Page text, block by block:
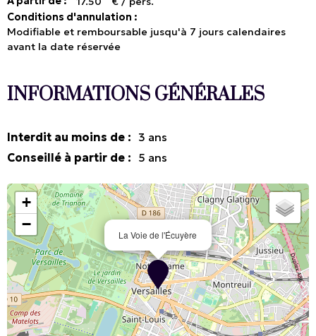
Conditions d'annulation :
Modifiable et remboursable jusqu'à 7 jours calendaires
avant la date réservée
INFORMATIONS GÉNÉRALES
Interdit au moins de : 3 ans
Conseillé à partir de : 5 ans
La Voie de l'Écuyère
+
−